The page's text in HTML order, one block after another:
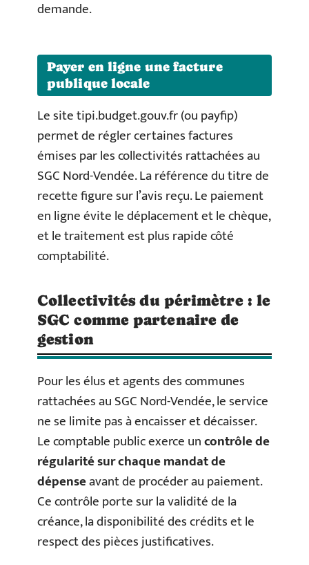
demande.
Payer en ligne une facture
publique locale
Le site tipi.budget.gouv.fr (ou payfip)
permet de régler certaines factures
émises par les collectivités rattachées au
SGC Nord-Vendée. La référence du titre de
recette figure sur l’avis reçu. Le paiement
en ligne évite le déplacement et le chèque,
et le traitement est plus rapide côté
comptabilité.
Collectivités du périmètre : le
SGC comme partenaire de
gestion
Pour les élus et agents des communes
rattachées au SGC Nord-Vendée, le service
ne se limite pas à encaisser et décaisser.
Le comptable public exerce uncontrôle de
régularité sur chaque mandat de
dépenseavant de procéder au paiement.
Ce contrôle porte sur la validité de la
créance, la disponibilité des crédits et le
respect des pièces justificatives.